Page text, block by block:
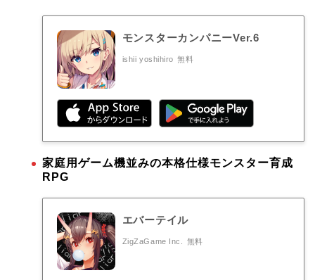
モンスターカンパニーVer.6
ishii yoshihiro 無料
家庭用ゲーム機並みの本格仕様モンスター育成
RPG
エバーテイル
ZigZaGame Inc. 無料